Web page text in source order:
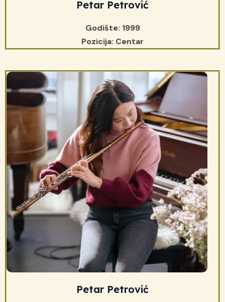
Petar Petrović
Godište: 1999
Pozicija: Centar
Petar Petrović